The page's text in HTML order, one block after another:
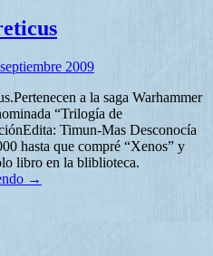
2009
a la saga Warhammer
“Trilogía de
Timun-Mas Desconocía
hasta que compré “Xenos” y
libro en la bliblioteca.
→